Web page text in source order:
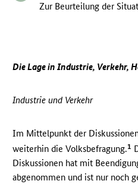
Zur Beurteilung der
Die Lage in Industrie, Verkehr,
Industrie und Verkehr
Im Mittelpunkt der
weiterhin die Volksbefragung.1
Diskussionen hat mit
abgenommen und ist nur noch